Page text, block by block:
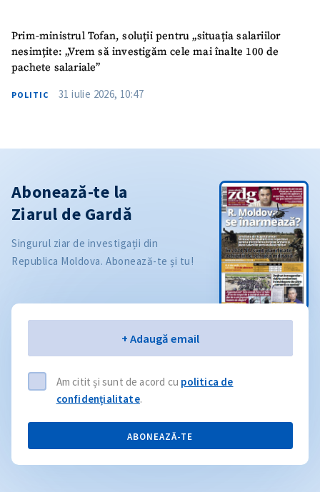
Prim-ministrul Tofan, soluții pentru „situația salariilor
nesimțite: „Vrem să investigăm cele mai înalte 100 de
pachete salariale”
POLITIC 31 iulie 2026, 10:47
Abonează-te la
Ziarul de Gardă
Singurul ziar de investigații din
Republica Moldova. Abonează-te și tu!
+ Adaugă email
Am citit și sunt de acord cu politica de
confidențialitate.
ABONEAZĂ-TE